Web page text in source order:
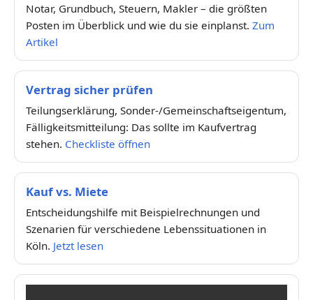
Notar, Grundbuch, Steuern, Makler – die größten
Posten im Überblick und wie du sie einplanst. Zum
Artikel
Vertrag sicher prüfen
Teilungserklärung, Sonder-/Gemeinschaftseigentum,
Fälligkeitsmitteilung: Das sollte im Kaufvertrag
stehen. Checkliste öffnen
Kauf vs. Miete
Entscheidungshilfe mit Beispielrechnungen und
Szenarien für verschiedene Lebenssituationen in
Köln. Jetzt lesen